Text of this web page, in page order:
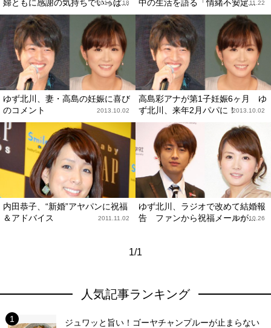
婦ともに感謝の気持ちでいっぱ...
2014.02.18
中の生活を語る「情緒不安定...
2013.11.22
ゆず北川、妻・高島の妊娠に喜び
のコメント
2013.10.02
高島彩アナが第1子妊娠6ヶ月 ゆ
ず北川、来年2月パパに！2013.10.02
内田恭子、“新婚”アヤパンに祝福
＆アドバイス
2011.11.02
ゆず北川、ラジオで改めて結婚報
告 ファンから祝福メールが...
2011.10.26
1/1
人気記事ランキング
ジュワッと旨い！ゴーヤチャンプルーが止まらない